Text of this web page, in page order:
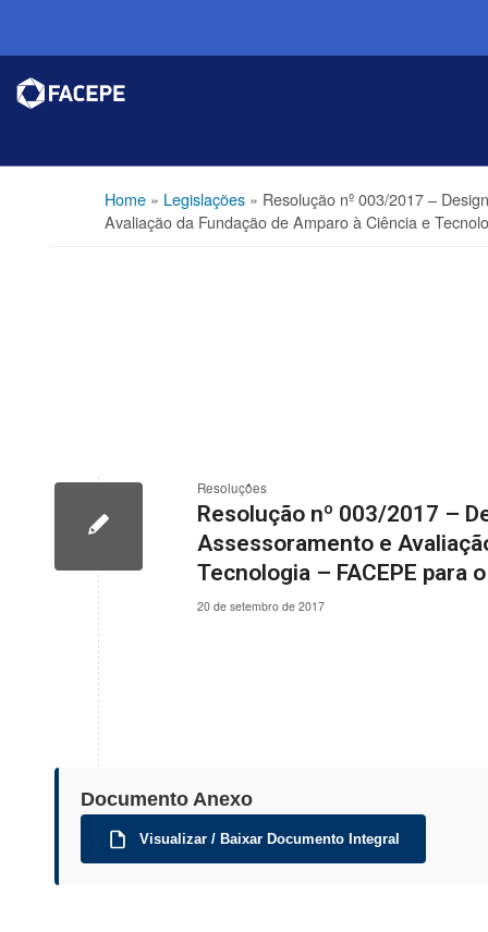
Home» Legislações» Resolução nº 003/2017 –
Avaliação da Fundação de Amparo à Ciência e
Resoluções
Resolução nº 003/2017 –
Assessoramento e
Tecnologia – FACEPE para
20 de setembro de 2017
Documento Anexo
Visualizar / Baixar Documento Integral